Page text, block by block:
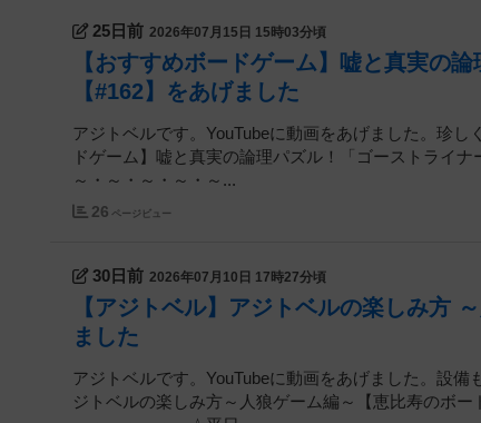
25日前 2026年07月15日 15時03分頃
【おすすめボードゲーム】嘘と真実の
【#162】をあげました
アジトベルです。YouTubeに動画をあげました。珍
ドゲーム】嘘と真実の論理パズル！「ゴーストライ
～・～・～・～・～...
26 ページビュー
30日前 2026年07月10日 17時27分頃
【アジトベル】アジトベルの楽しみ方
ました
アジトベルです。YouTubeに動画をあげました。設
ジトベルの楽しみ方～人狼ゲーム編～【恵比寿のボ